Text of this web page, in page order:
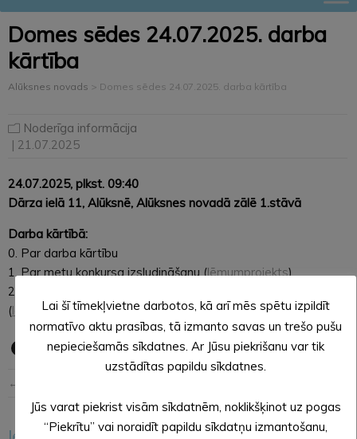
Domes sēdes 24.07.2025. darba
kārtība
Alūksnes novads > Domes sēdes 24.07.2025. darba kārtība
Noderīga informācija
| 21.07.2025
24.07.2025, plkst. 09:40
Dārza ielā 11, Alūksnē, Alūksnes novadā zālē 1.stāvā
Darba kārtībā:
0. Par darba kārtību
1. Par metu konkursa izsludināšanu (lēmumprojekts)
2. Par metu konkursa žūrijas komisijas sastāvu
(lēmumprojekts)
← Iepriekšējā ziņa
Lai šī tīmekļvietne darbotos, kā arī mēs spētu izpildīt
normatīvo aktu prasības, tā izmanto savas un trešo pušu
nepieciešamās sīkdatnes. Ar Jūsu piekrišanu var tik
uzstādītas papildu sīkdatnes.
Jūs varat piekrist visām sīkdatnēm, noklikšķinot uz pogas
“Piekrītu” vai noraidīt papildu sīkdatņu izmantošanu,